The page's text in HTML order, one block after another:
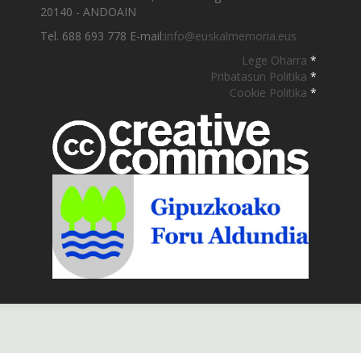
20140 - ANDOAIN
Tel. 688 693 778 E-mail:info@euskalmemoria.eus
Lege Oharra *
Pribatasun Politika *
Cookie Politika *